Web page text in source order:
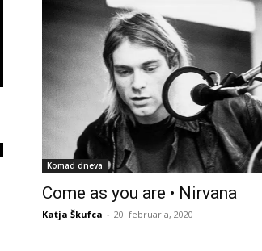
Komad dneva
Come as you are • Nirvana
Katja Škufca - 20. februarja, 2020